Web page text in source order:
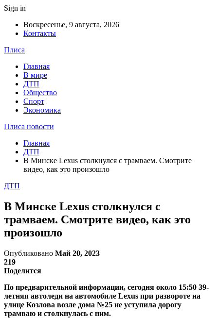
Sign in
Воскресенье, 9 августа, 2026
Контакты
Плиса
Главная
В мире
ДТП
Общество
Спорт
Экономика
Плиса новости
Главная
ДТП
В Минске Lexus столкнулся с трамваем. Смотрите
видео, как это произошло
ДТП
В Минске Lexus столкнулся с
трамваем. Смотрите видео, как это
произошло
Опубликовано Май 20, 2023
219
Поделится
По предварительной информации, сегодня около 15:50 39-
летняя автоледи на автомобиле Lexus при развороте на
улице Козлова возле дома №25 не уступила дорогу
трамваю и столкнулась с ним.